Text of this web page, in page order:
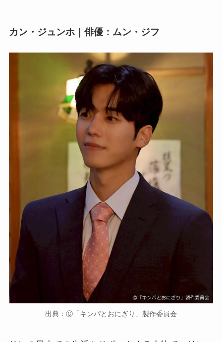
カン・ジュンホ｜俳優：ムン・ジフ
出典：Ⓒ「キンパとおにぎり」製作委員会